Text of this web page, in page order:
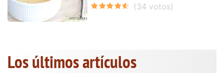
Los últimos artículos